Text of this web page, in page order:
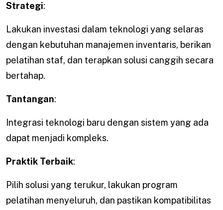
Strategi:
Lakukan investasi dalam teknologi yang selaras
dengan kebutuhan manajemen inventaris, berikan
pelatihan staf, dan terapkan solusi canggih secara
bertahap.
Tantangan:
Integrasi teknologi baru dengan sistem yang ada
dapat menjadi kompleks.
Praktik Terbaik:
Pilih solusi yang terukur, lakukan program
pelatihan menyeluruh, dan pastikan kompatibilitas